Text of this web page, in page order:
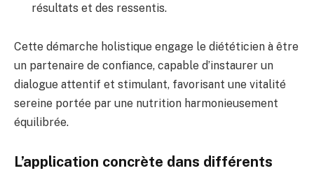
résultats et des ressentis.
Cette démarche holistique engage le diététicien à être
un partenaire de confiance, capable d’instaurer un
dialogue attentif et stimulant, favorisant une vitalité
sereine portée par une nutrition harmonieusement
équilibrée.
L’application concrète dans différents